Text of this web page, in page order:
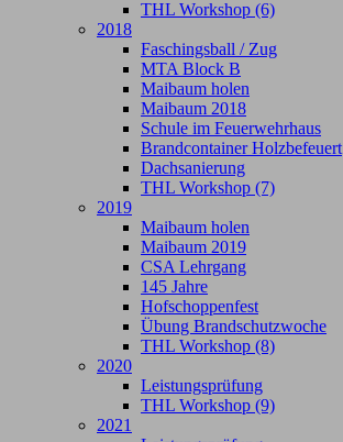
THL Workshop (6)
2018
Faschingsball / Zug
MTA Block B
Maibaum holen
Maibaum 2018
Schule im Feuerwehrhaus
Brandcontainer Holzbefeuert
Dachsanierung
THL Workshop (7)
2019
Maibaum holen
Maibaum 2019
CSA Lehrgang
145 Jahre
Hofschoppenfest
Übung Brandschutzwoche
THL Workshop (8)
2020
Leistungsprüfung
THL Workshop (9)
2021